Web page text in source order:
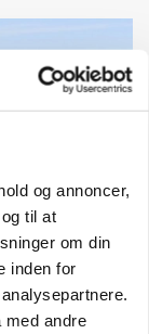
og annoncer,
til at
om din
inden for
med andre